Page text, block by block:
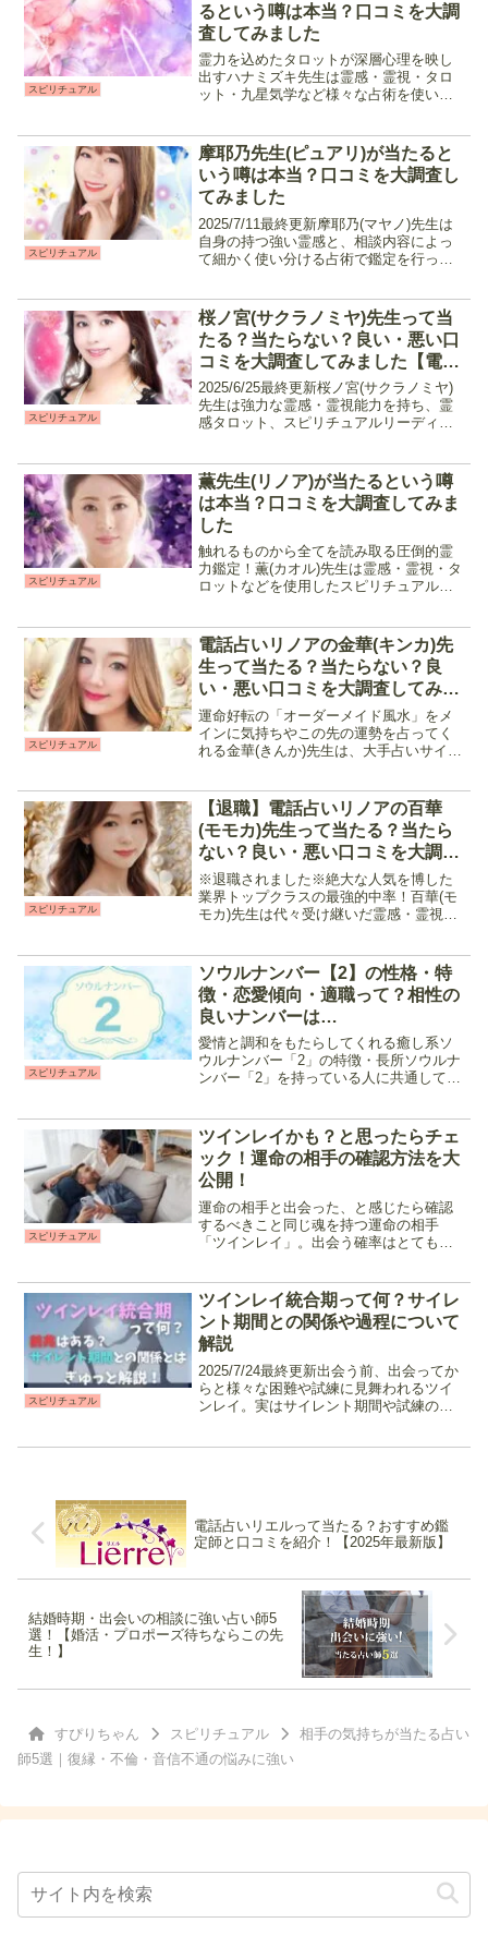
スピリチュアル
るという噂は本当？口コミを大調
査してみました
霊力を込めたタロットが深層心理を映し
出すハナミズキ先生は霊感・霊視・タロ
ット・九星気学など様々な占術を使い分
それをタロットでより分かりやすく読み
解きアドバイスをしてくれ...
スピリチュアル
摩耶乃先生(ピュアリ)が当たると
いう噂は本当？口コミを大調査し
てみました
2025/7/11最終更新摩耶乃(マヤノ)先生は
自身の持つ強い霊感と、相談内容によっ
て細かく使い分ける占術で鑑定を行って
相手の気持ちや現状を丁寧に読み解く事
で「今」何を...
スピリチュアル
桜ノ宮(サクラノミヤ)先生って当
たる？当たらない？良い・悪い口
コミを大調査してみました【電話
占いピュアリ】
2025/6/25最終更新桜ノ宮(サクラノミヤ)
先生は強力な霊感・霊視能力を持ち、霊
感タロット、スピリチュアルリーディン
期に強く相談者に寄り添いつつも良い結
果悪い結果ど...
スピリチュアル
薫先生(リノア)が当たるという噂
は本当？口コミを大調査してみま
した
触れるものから全てを読み取る圧倒的霊
力鑑定！薫(カオル)先生は霊感・霊視・タ
ロットなどを使用したスピリチュアル鑑
り、特に相手の気持ちを読み解くのが得
意な先生です。知りたい...
スピリチュアル
電話占いリノアの金華(キンカ)先
生って当たる？当たらない？良
い・悪い口コミを大調査してみま
した
運命好転の「オーダーメイド風水」をメ
インに気持ちやこの先の運勢を占ってく
れる金華(きんか)先生は、大手占いサイト
100円玉3枚を使用した風水は「部屋の配
置が当たってた」...
スピリチュアル
【退職】電話占いリノアの百華
(モモカ)先生って当たる？当たら
ない？良い・悪い口コミを大調査
してみました
※退職されました※絶大な人気を博した
業界トップクラスの最強的中率！百華(モ
モカ)先生は代々受け継いだ霊感・霊視・
相談者の声を聞く事で潜在意識と繋が
り、本人でも気が付いて...
スピリチュアル
ソウルナンバー【2】の性格・特
徴・恋愛傾向・適職って？相性の
良いナンバーは…
愛情と調和をもたらしてくれる癒し系ソ
ウルナンバー「2」の特徴・長所ソウルナ
ンバー「2」を持っている人に共通してい
を配れる・忍耐強い・案外さっぱりとし
た性格・コミュニケ...
スピリチュアル
ツインレイかも？と思ったらチェ
ック！運命の相手の確認方法を大
公開！
運命の相手と出会った、と感じたら確認
するべきこと同じ魂を持つ運命の相手
「ツインレイ」。出会う確率はとても低
うな確率で出会うツインレイですが、
「運命的なものを感じる」と言...
スピリチュアル
ツインレイ統合期って何？サイレ
ント期間との関係や過程について
解説
2025/7/24最終更新出会う前、出会ってか
らと様々な困難や試練に見舞われるツイ
ンレイ。実はサイレント期間や試練の
電話占いリエルって当たる？おすすめ鑑
定師と口コミを紹介！【2025年最新版】
結婚時期・出会いの相談に強い占い師5
選！【婚活・プロポーズ待ちならこの先
生！】
すぴりちゃん スピリチュアル
相手の気持ちが当たる占い
師5選｜復縁・不倫・音信不通の悩みに強い